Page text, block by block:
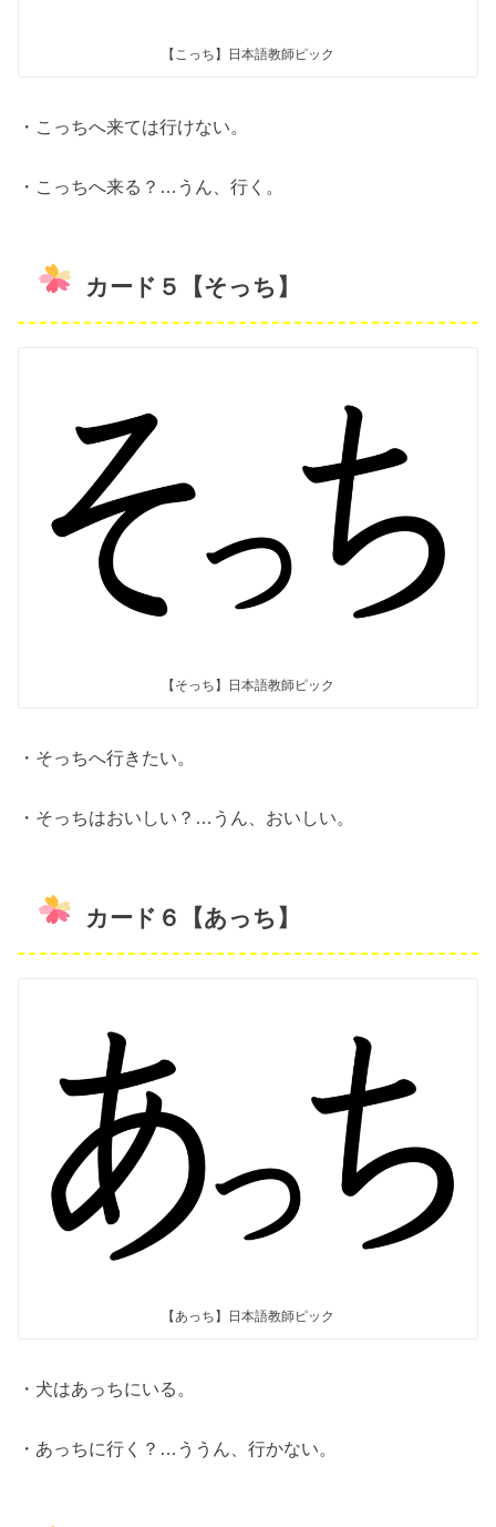
【こっち】日本語教師ピック
・こっちへ来ては行けない。
・こっちへ来る？…うん、行く。
カード５【そっち】
【そっち】日本語教師ピック
・そっちへ行きたい。
・そっちはおいしい？…うん、おいしい。
カード６【あっち】
【あっち】日本語教師ピック
・犬はあっちにいる。
・あっちに行く？…ううん、行かない。